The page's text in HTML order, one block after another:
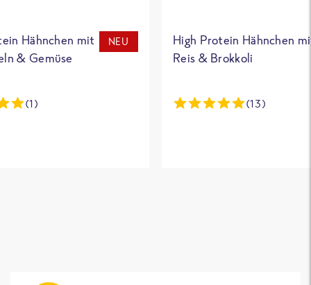
Hähnchen mit
& Gemüse
NEU
(1)
High Protein Hähnchen
Reis & Brokkoli
(13)